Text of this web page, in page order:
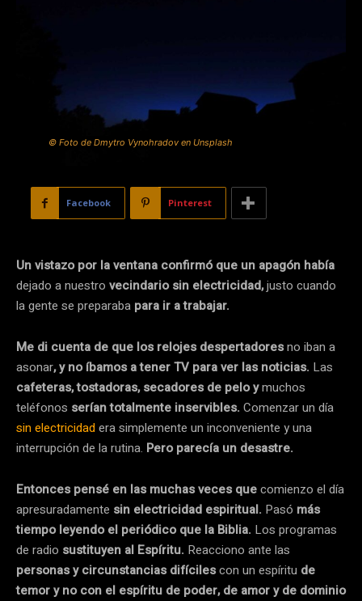
© Foto de Dmytro Vynohradov en Unsplash
Facebook Pinterest
Un vistazo por la ventana confirmó que un apagón había
dejado a nuestro vecindario sin electricidad,justo cuando
la gente se preparaba para ir a trabajar.
Me di cuenta de que los relojes despertadoresno iban a
asonar, y no íbamos a tener TV para ver las noticias. Las
cafeteras, tostadoras, secadores de pelo ymuchos
teléfonos serían totalmente inservibles. Comenzar un día
sin electricidadera simplemente un inconveniente y una
interrupción de la rutina. Pero parecía un desastre.
Entonces pensé en las muchas veces quecomienzo el día
apresuradamente sin electricidad espiritual. Pasó más
tiempo leyendo el periódico que la Biblia. Los programas
de radio sustituyen al Espíritu. Reacciono ante las
personas y circunstancias difícilescon un espíritu de
temor y no con el espíritu de poder, de amor y de dominio